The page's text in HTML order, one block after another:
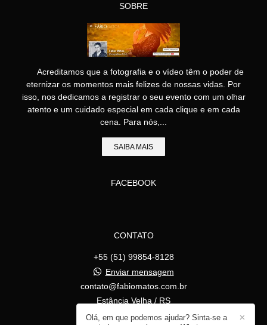
SOBRE
Acreditamos que a fotografia e o vídeo têm o poder de
eternizar os momentos mais felizes de nossas vidas. Por
isso, nos dedicamos a registrar o seu evento com um olhar
atento e um cuidado especial em cada clique e em cada
cena. Para nós,...
SAIBA MAIS
FACEBOOK
CONTATO
+55 (51) 99854-8128
Enviar mensagem
contato@fabiomatos.com.br
Estância Velha / RS
✕
Olá, em que podemos ajudar? Sinta-se a